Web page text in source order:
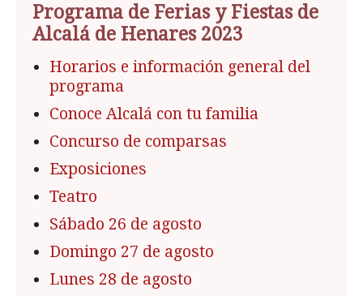
Programa de Ferias y Fiestas de
Alcalá de Henares 2023
Horarios e información general del
programa
Conoce Alcalá con tu familia
Concurso de comparsas
Exposiciones
Teatro
Sábado 26 de agosto
Domingo 27 de agosto
Lunes 28 de agosto